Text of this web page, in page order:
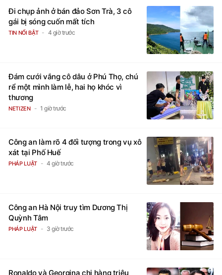
Đi chụp ảnh ở bán đảo Sơn Trà, 3 cô
gái bị sóng cuốn mất tích
TIN NỔI BẬT 4 giờ trước
Đám cưới vắng cô dâu ở Phú Thọ, chú
rể một mình làm lễ, hai họ khóc vì
thương
NETIZEN 1 giờ trước
Công an làm rõ 4 đối tượng trong vụ xô
xát tại Phố Huế
PHÁP LUẬT 4 giờ trước
Công an Hà Nội truy tìm Dương Thị
Quỳnh Tâm
PHÁP LUẬT 3 giờ trước
Ronaldo và Georgina chi hàng triệu